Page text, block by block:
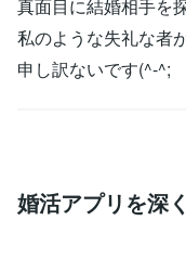
真面目に結婚相手を
私のような失礼な者
申し訳ないです(^-^;
婚活アプリを深